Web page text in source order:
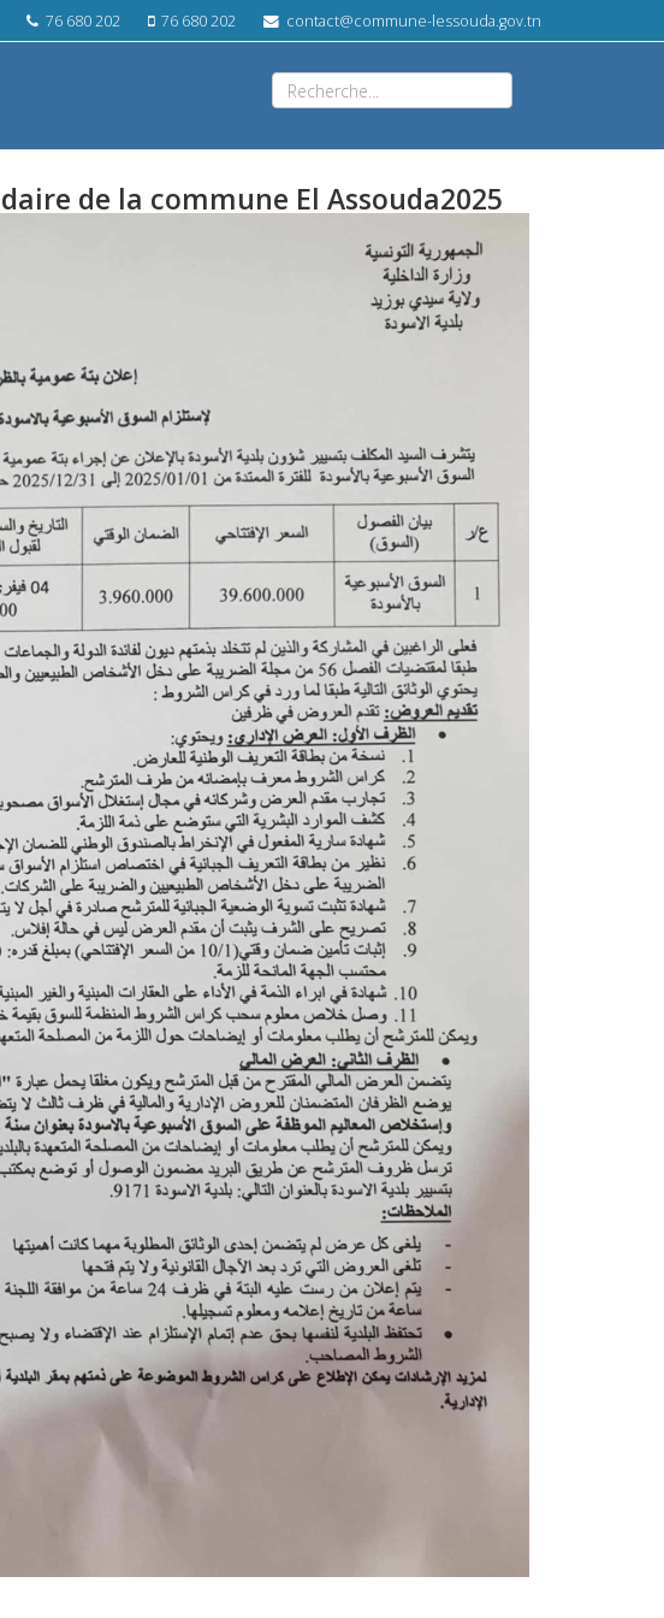
76 680 202 76 680 202 contact@commune-lessouda.gov.tn
de la commune El Assouda2025